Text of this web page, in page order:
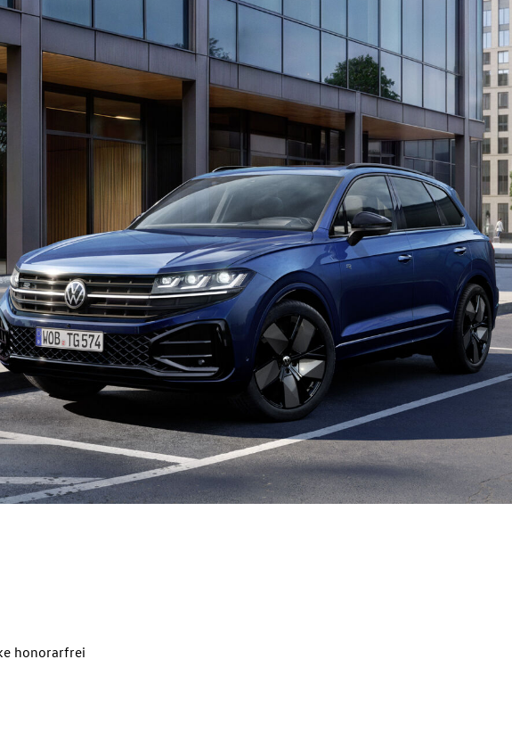
honorarfrei